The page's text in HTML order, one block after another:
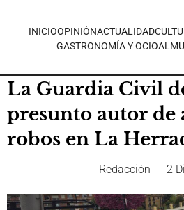
INICIOOPINIÓNACTUALIDAD
GASTRONOMÍA Y OCIO
La Guardia Civil
presunto autor de
robos en La
Redacción 2